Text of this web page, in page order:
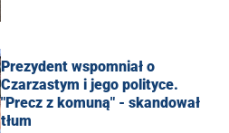
Prezydent wspomniał o
Czarzastym i jego polityce.
"Precz z komuną" - skandował
tłum